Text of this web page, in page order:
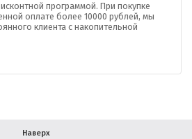
программой. При покупке
оплате более 10000 рублей, мы
клиента с накопительной
Наверх